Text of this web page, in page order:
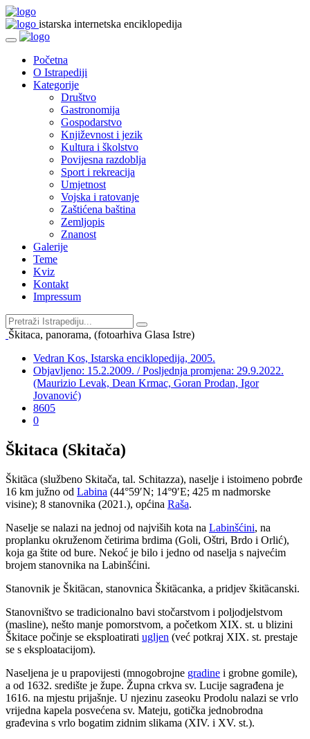
istarska internetska enciklopedija
Početna
O Istrapediji
Kategorije
Društvo
Gastronomija
Gospodarstvo
Književnost i jezik
Kultura i školstvo
Povijesna razdoblja
Sport i rekreacija
Umjetnost
Vojska i ratovanje
Zaštićena baština
Zemljopis
Znanost
Galerije
Teme
Kviz
Kontakt
Impressum
Škitaca, panorama, (fotoarhiva Glasa Istre)
Vedran Kos, Istarska enciklopedija, 2005.
Objavljeno: 15.2.2009. / Posljednja promjena: 29.9.2022.
(Maurizio Levak, Dean Krmac, Goran Prodan, Igor
Jovanović)
8605
0
Škitaca (Skitača)
Škitȁca (službeno Skitača, tal. Schitazza), naselje i istoimeno pobrđe
16 km južno od Labina (44°59′N; 14°9′E; 425 m nadmorske
visine); 8 stanovnika (2021.), općina Raša.
Naselje se nalazi na jednoj od najviših kota na Labinšćini, na
proplanku okruženom četirima brdima (Goli, Oštri, Brdo i Orlić),
koja ga štite od bure. Nekoć je bilo i jedno od naselja s najvećim
brojem stanovnika na Labinšćini.
Stanovnik je Škitȁcan, stanovnica Škitȁcanka, a pridjev škitȁcanski.
Stanovništvo se tradicionalno bavi stočarstvom i poljodjelstvom
(masline), nešto manje pomorstvom, a početkom XIX. st. u blizini
Škitace počinje se eksploatirati ugljen (već potkraj XIX. st. prestaje
se s eksploatacijom).
Naseljena je u prapovijesti (mnogobrojne gradine i grobne gomile),
a od 1632. središte je župe. Župna crkva sv. Lucije sagrađena je
1616. na mjestu prijašnje. U njezinu zaseoku Prodolu nalazi se vrlo
vrijedna kapela posvećena sv. Mateju, gotička jednobrodna
građevina s vrlo bogatim zidnim slikama (XIV. i XV. st.).